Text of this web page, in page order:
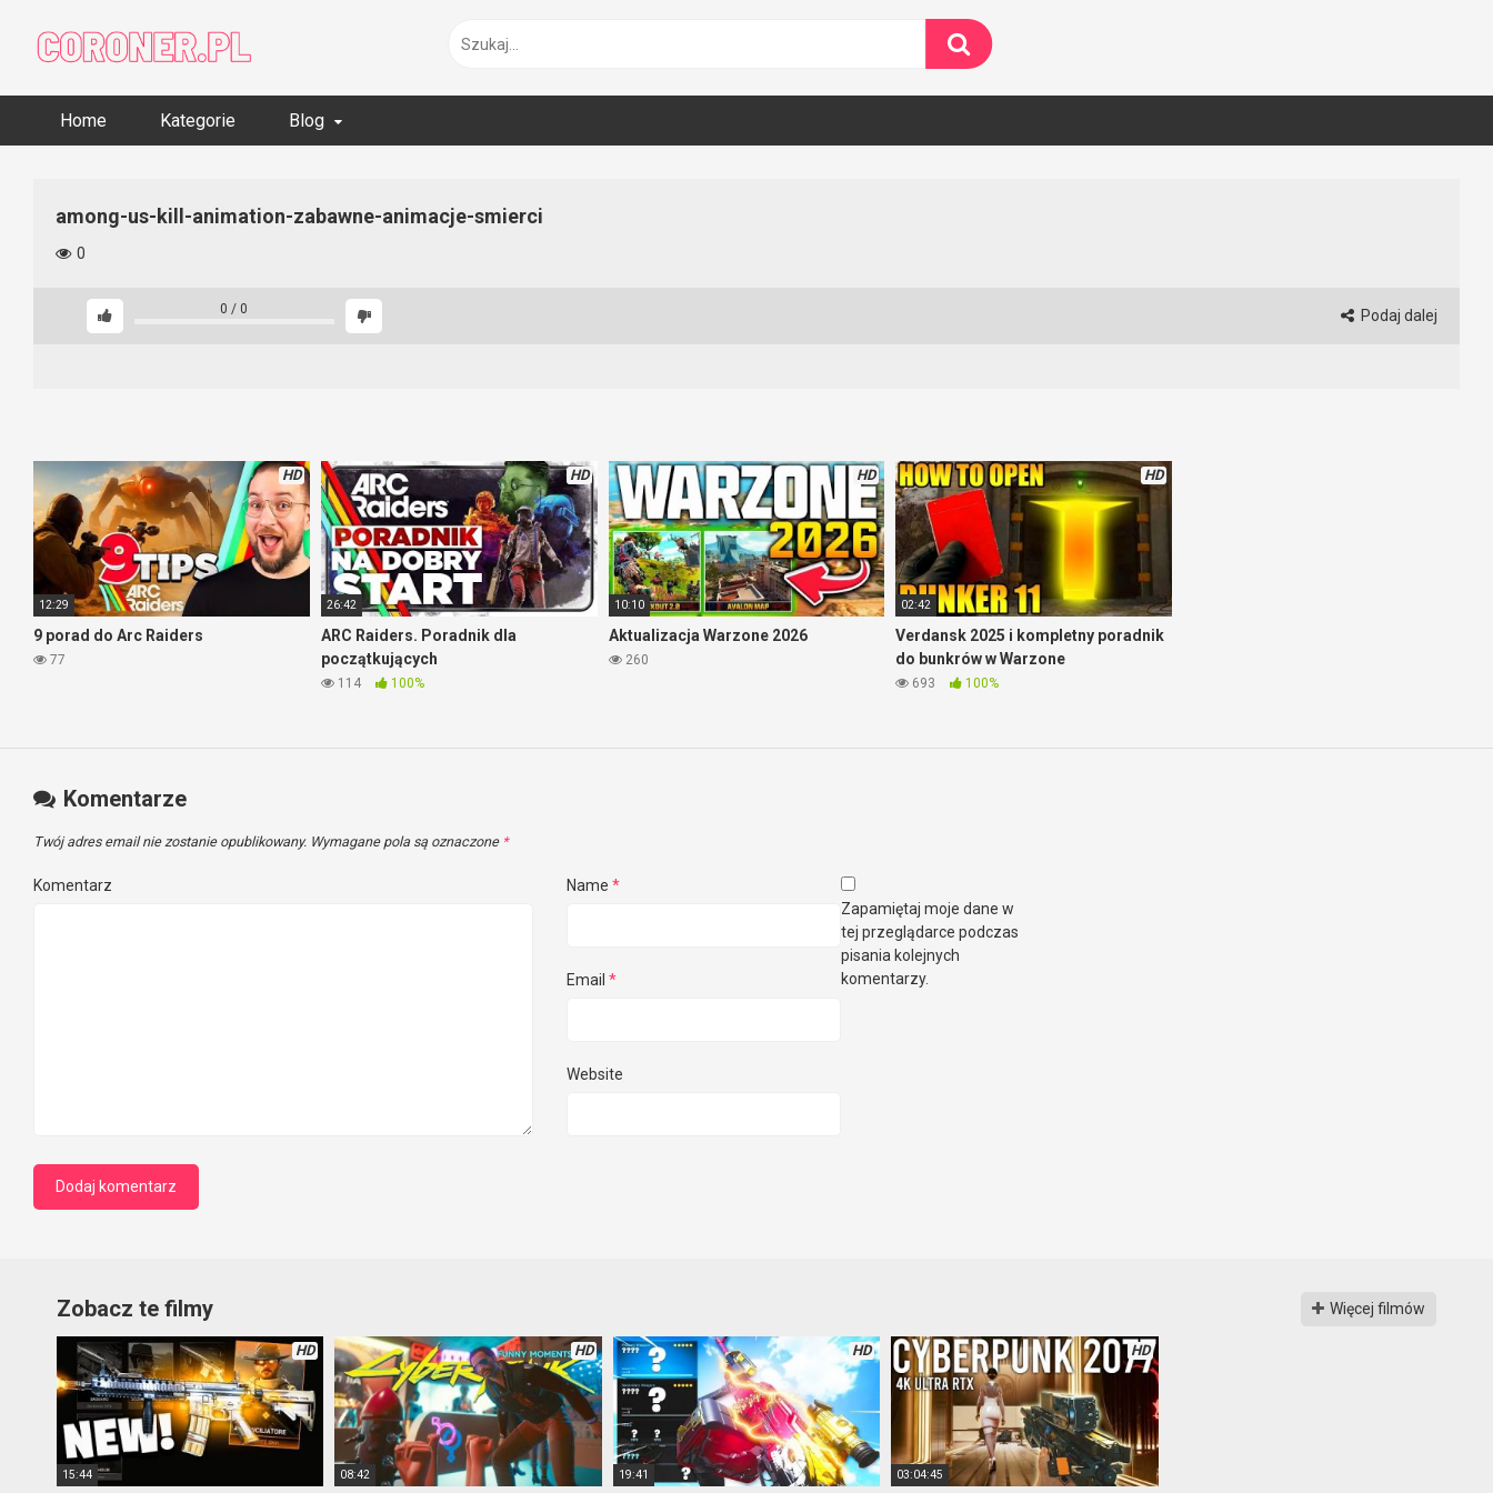
content
Home Kategorie Blog
among-us-kill-animation-zabawne-animacje-smierci
0
0 / 0 Podaj dalej
HD
12:29
9 porad do Arc Raiders
77
HD
26:42
ARC Raiders. Poradnik dla
początkujących
114 100%
HD
10:10
Aktualizacja Warzone 2026
260
HD
02:42
Verdansk 2025 i kompletny poradnik
do bunkrów w Warzone
693 100%
Komentarze
Twój adres email nie zostanie opublikowany. Wymagane pola są oznaczone *
Komentarz Name *
Email *
Website
Zapamiętaj moje dane w
tej przeglądarce podczas
pisania kolejnych
komentarzy.
Zobacz te filmy Więcej filmów
HD
15:44
HD
08:42
HD
19:41
HD
03:04:45